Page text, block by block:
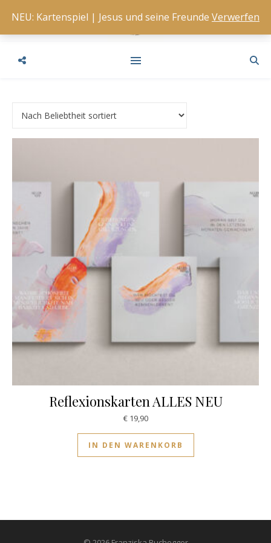
Reflexionskarten ALLES NEU
€19,90
IN DEN WARENKORB
NEU: Kartenspiel | Jesus und seine Freunde Verwerfen